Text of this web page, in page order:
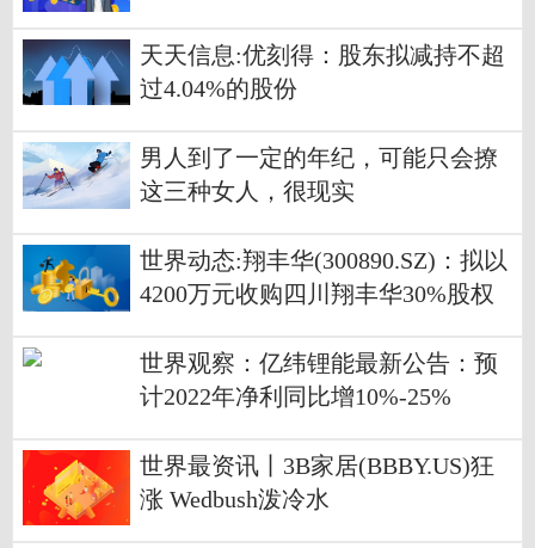
天天信息:优刻得：股东拟减持不超
过4.04%的股份
男人到了一定的年纪，可能只会撩
这三种女人，很现实
世界动态:翔丰华(300890.SZ)：拟以
4200万元收购四川翔丰华30%股权
世界观察：亿纬锂能最新公告：预
计2022年净利同比增10%-25%
世界最资讯丨3B家居(BBBY.US)狂
涨 Wedbush泼冷水